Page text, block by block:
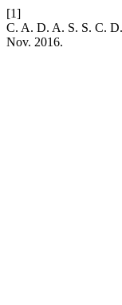
[1]
C. A. D. A. S. S. C.
Nov. 2016.